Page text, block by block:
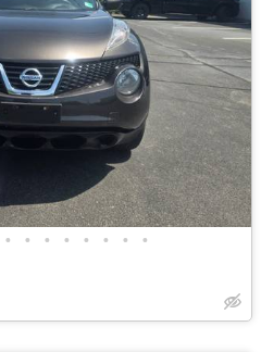
• • • • • • • •